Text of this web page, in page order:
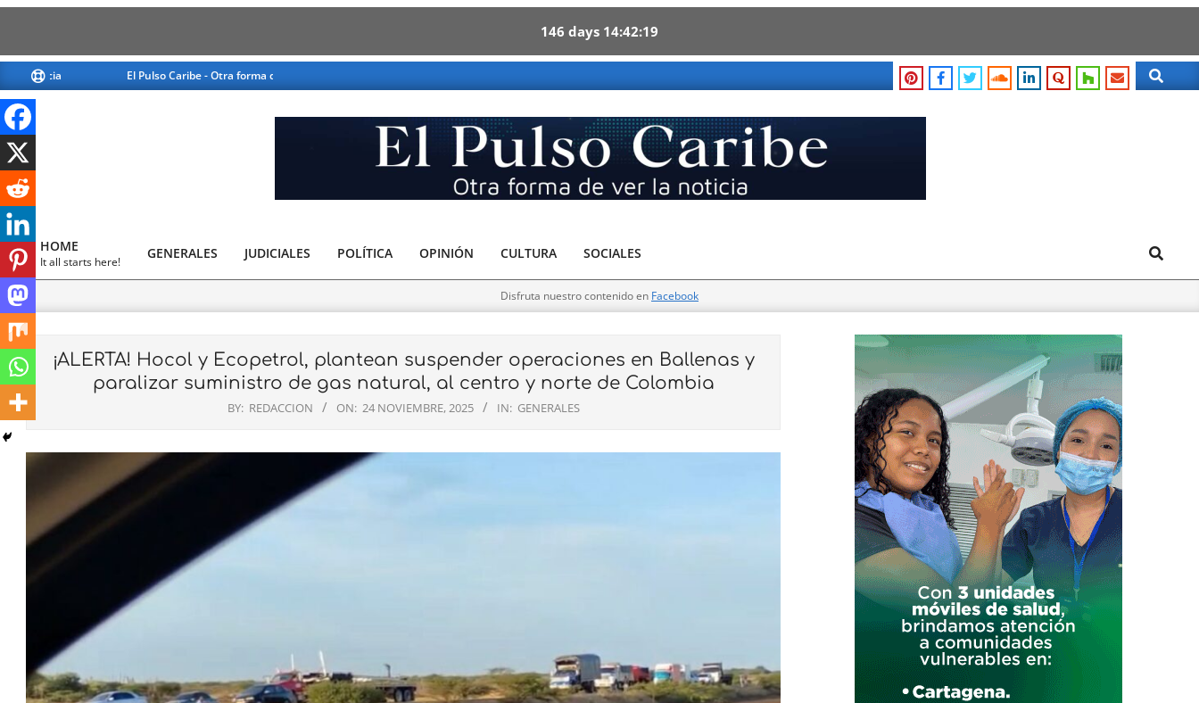
146 days 14 42 18
to
content
El Pulso Caribe - Otra forma de ver la noticia Search
El
Caribe
Primary
Navigation
Menu
HOME
It all starts here!
GENERALES JUDICIALES POLÍTICA OPINIÓN CULTURA SOCIALES Search
Disfruta nuestro contenido en Facebook
¡ALERTA! Hocol y Ecopetrol, plantean suspender operaciones en Ballenas y
paralizar suministro de gas natural, al centro y norte de Colombia
BY: REDACCION ON: 24 NOVIEMBRE, 2025 IN: GENERALES